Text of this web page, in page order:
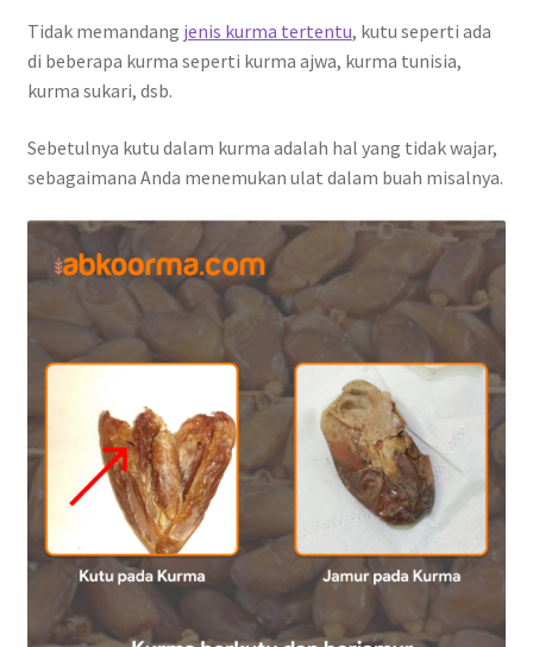
Tidak memandang jenis kurma tertentu, kutu seperti ada
di beberapa kurma seperti kurma ajwa, kurma tunisia,
kurma sukari, dsb.
Sebetulnya kutu dalam kurma adalah hal yang tidak wajar,
sebagaimana Anda menemukan ulat dalam buah misalnya.